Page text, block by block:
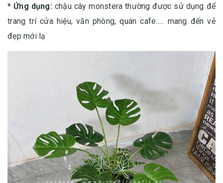
* Ứng dụng:chậu cây monstera thường được sử dụng để
trang trí cửa hiệu, văn phòng, quán cafe..... mang đến vẻ
đẹp mới lạ